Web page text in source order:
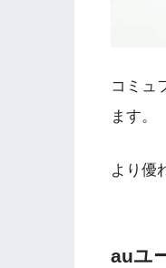
コミュ
ます。
より優
auユ